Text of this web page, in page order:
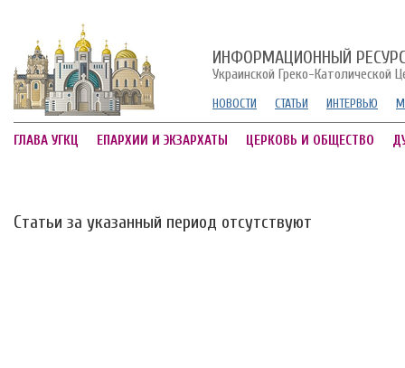
ИНФОРМАЦИОННЫЙ
Украинской Греко-Католической
НОВОСТИ СТАТЬИ ИНТЕРВЬЮ
ГЛАВА УГКЦ ЕПАРХИИ И ЭКЗАРХАТЫ ЦЕРКОВЬ И ОБЩЕСТВО
Статьи за указанный период отсутствуют